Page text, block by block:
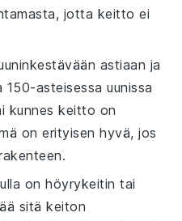
jotta keitto ei
astiaan ja
150-asteisessa uunissa
kunnes keitto on
on erityisen hyvä, jos
on höyrykeitin tai
sitä keiton